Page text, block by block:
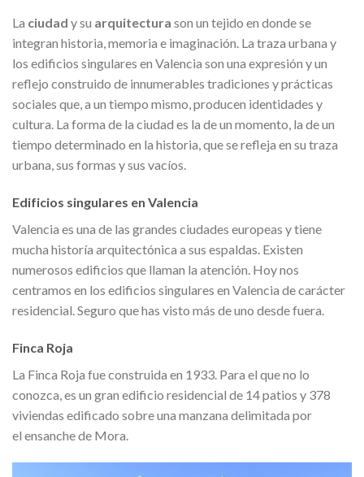
La ciudad y su arquitectura son un tejido en donde se
integran historia, memoria e imaginación. La traza urbana y
los edificios singulares en Valencia son una expresión y un
reflejo construido de innumerables tradiciones y prácticas
sociales que, a un tiempo mismo, producen identidades y
cultura. La forma de la ciudad es la de un momento, la de un
tiempo determinado en la historia, que se refleja en su traza
urbana, sus formas y sus vacíos.
Edificios singulares en Valencia
Valencia es una de las grandes ciudades europeas y tiene
mucha historía arquitectónica a sus espaldas. Existen
numerosos edificios que llaman la atención. Hoy nos
centramos en los edificios singulares en Valencia de carácter
residencial. Seguro que has visto más de uno desde fuera.
Finca Roja
La Finca Roja fue construida en 1933. Para el que no lo
conozca, es un gran edificio residencial de 14 patios y 378
viviendas edificado sobre una manzana delimitada por
el ensanche de Mora.